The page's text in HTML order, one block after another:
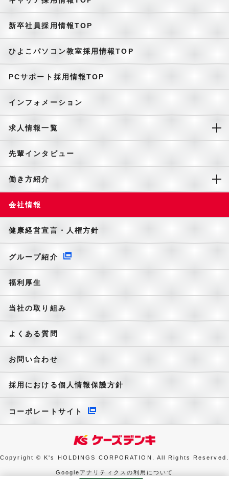
新卒社員採用情報TOP
ひよこパソコン教室採用情報TOP
PCサポート採用情報TOP
インフォメーション
求人情報一覧
先輩インタビュー
働き方紹介
会社情報
健康経営宣言・人権方針
グループ紹介
福利厚生
当社の取り組み
よくある質問
お問い合わせ
採用における個人情報保護方針
コーポレートサイト
Copyright © K's HOLDINGS CORPORATION. All Rights Reserved.
Googleアナリティクスの利用について